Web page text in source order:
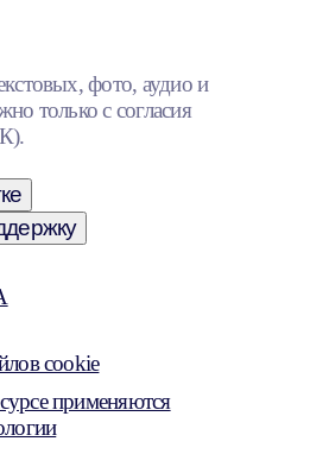
фото, аудио и
только с согласия
cookie
применяются